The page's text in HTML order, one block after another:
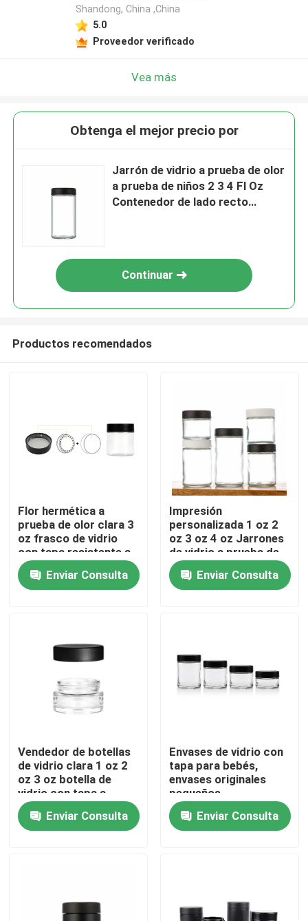
Hogar
Productos
Sobre nosotros
Viaje de la fábrica
Éntrenos en contacto con
Noticias
Tarros de cristal del concentrado
Shandong, China ,China
5.0
Proveedor verificado
Vea más
Obtenga el mejor precio por
Jarrón de vidrio a prueba de olor
a prueba de niños 2 3 4 Fl Oz
Contenedor de lado recto
Continuar
Productos recomendados
Flor hermética a
prueba de olor clara 3
oz frasco de vidrio
con tapa resistente a
los niños Blanco tapa
plana Logotipo
personalizado liso
Enviar Consulta
Impresión
personalizada 1 oz 2
oz 3 oz 4 oz Jarrones
de vidrio a prueba de
niños 3 oz Jarrón de
vidrio de lado recto
Cap Cr Jarrón
Enviar Consulta
Vendedor de botellas
de vidrio clara 1 oz 2
oz 3 oz botella de
vidrio con tapa a
prueba de niños
hermético a prueba de
olor contenedor
Enviar Consulta
Envases de vidrio con
tapa para bebés,
envases originales
pequeños,
cosméticos, al por
mayorEnviar Consulta